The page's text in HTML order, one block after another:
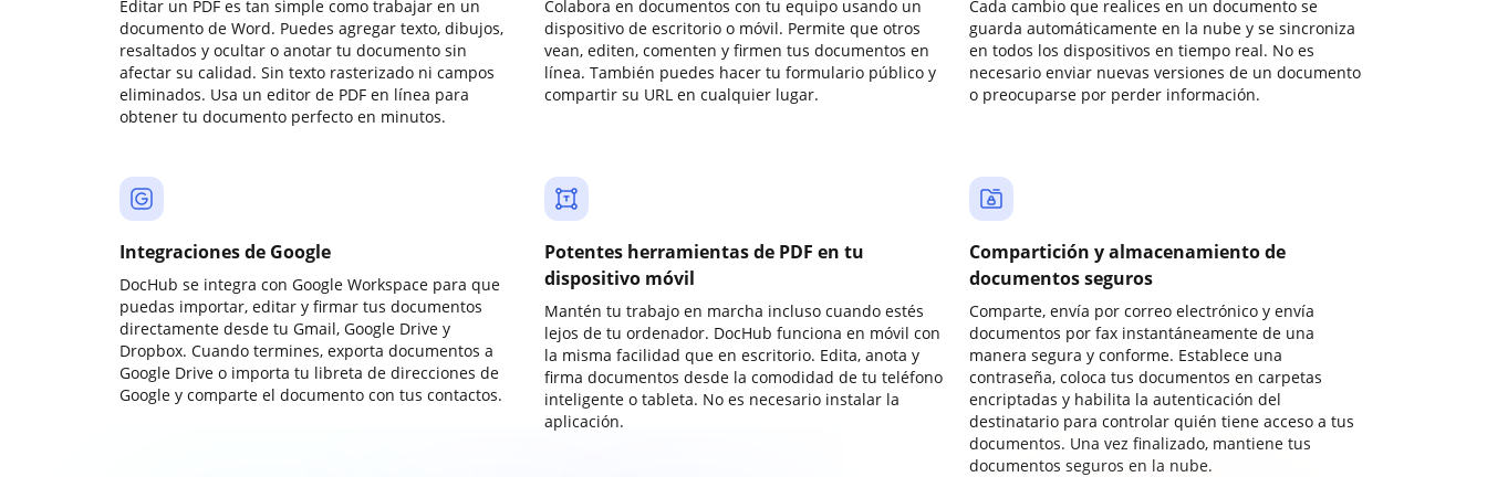
Editar un PDF es tan simple como trabajar en un
documento de Word. Puedes agregar texto, dibujos,
resaltados y ocultar o anotar tu documento sin
afectar su calidad. Sin texto rasterizado ni campos
eliminados. Usa un editor de PDF en línea para
obtener tu documento perfecto en minutos.
Colabora en documentos con tu equipo usando un
dispositivo de escritorio o móvil. Permite que otros
vean, editen, comenten y firmen tus documentos en
línea. También puedes hacer tu formulario público y
compartir su URL en cualquier lugar.
Cada cambio que realices en un documento se
guarda automáticamente en la nube y se sincroniza
en todos los dispositivos en tiempo real. No es
necesario enviar nuevas versiones de un documento
o preocuparse por perder información.
Integraciones de Google
DocHub se integra con Google Workspace para que
puedas importar, editar y firmar tus documentos
directamente desde tu Gmail, Google Drive y
Dropbox. Cuando termines, exporta documentos a
Google Drive o importa tu libreta de direcciones de
Google y comparte el documento con tus contactos.
Potentes herramientas de PDF en tu
dispositivo móvil
Mantén tu trabajo en marcha incluso cuando estés
lejos de tu ordenador. DocHub funciona en móvil con
la misma facilidad que en escritorio. Edita, anota y
firma documentos desde la comodidad de tu teléfono
inteligente o tableta. No es necesario instalar la
aplicación.
Compartición y almacenamiento de
documentos seguros
Comparte, envía por correo electrónico y envía
documentos por fax instantáneamente de una
manera segura y conforme. Establece una
contraseña, coloca tus documentos en carpetas
encriptadas y habilita la autenticación del
destinatario para controlar quién tiene acceso a tus
documentos. Una vez finalizado, mantiene tus
documentos seguros en la nube.